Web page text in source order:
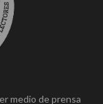
medio de prensa